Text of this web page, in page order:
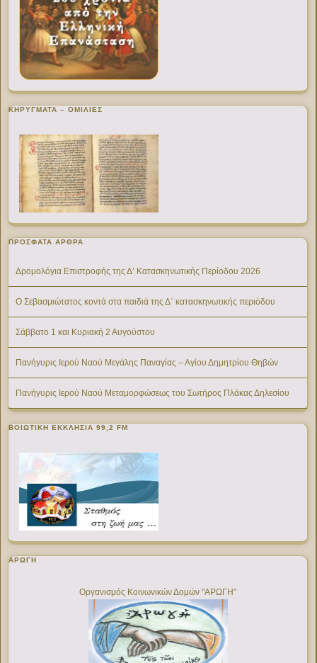
ΚΗΡΥΓΜΑΤΑ – ΟΜΙΛΙΕΣ
ΠΡΌΣΦΑΤΑ ΆΡΘΡΑ
Δρομολόγια Επιστροφής της Δ’ Κατασκηνωτικής Περίοδου 2026
Ο Σεβασμιώτατος κοντά στα παιδιά της Δ΄ κατασκηνωτικής περιόδου
Σάββατο 1 και Κυριακή 2 Αυγούστου
Πανήγυρις Ιερού Ναού Μεγάλης Παναγίας – Αγίου Δημητρίου Θηβών
Πανήγυρις Ιερού Ναού Μεταμορφώσεως του Σωτήρος Πλάκας Δηλεσίου
ΒΟΙΩΤΙΚΉ ΕΚΚΛΗΣΊΑ 99,2 FM
ΑΡΩΓΗ
Οργανισμός Κοινωνικών Δομών "ΑΡΩΓΗ"